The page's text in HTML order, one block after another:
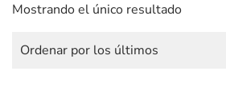
Mostrando el único resultado